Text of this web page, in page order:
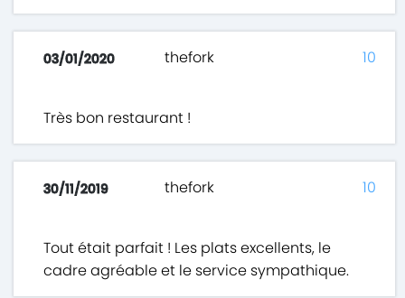
03/01/2020 thefork
Très bon restaurant !
10
30/11/2019 thefork
Tout était parfait ! Les plats excellents, le
cadre agréable et le service sympathique.
10